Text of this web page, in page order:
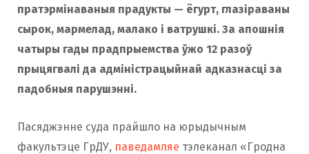
пратэрмінаваныя прадукты — ёгурт, глазіраваны
сырок, мармелад, малако і ватрушкі. За апошнія
чатыры гады прадпрыемства ўжо 12 разоў
прыцягвалі да адміністрацыйнай адказнасці за
падобныя парушэнні.
Пасяджэнне суда прайшло на юрыдычным
факультэце ГрДУ, паведамляе тэлеканал «Гродна